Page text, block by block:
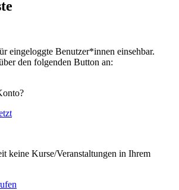
eingeloggte Benutzer*innen einsehbar.
den folgenden Button an:
keine Kurse/Veranstaltungen in Ihrem